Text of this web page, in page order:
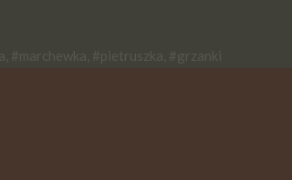
#marchewka, #pietruszka, #grzanki